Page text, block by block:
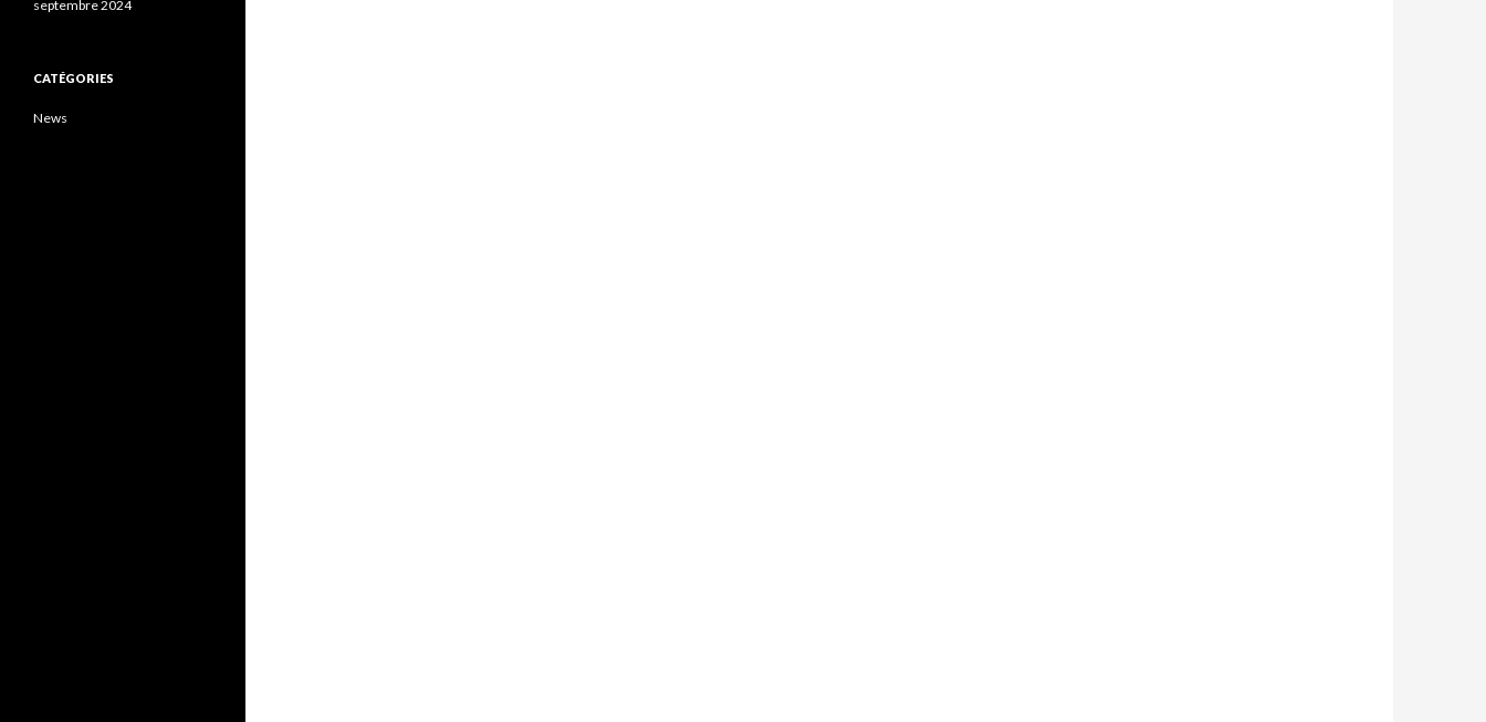
septembre 2024
CATÉGORIES
News